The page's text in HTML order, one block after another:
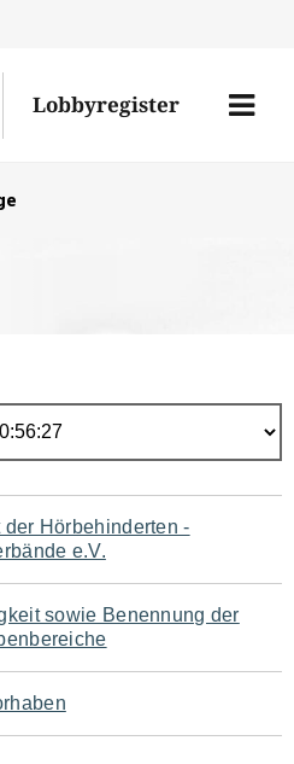
Lobbyregister
Menü
Hörbehinderten -
e.V.
sowie Benennung der